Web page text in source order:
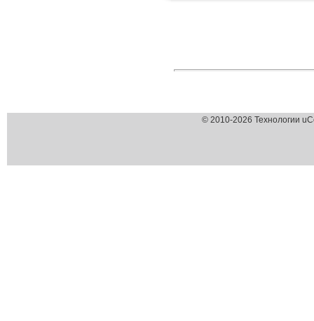
© 2010-2026 Технологии